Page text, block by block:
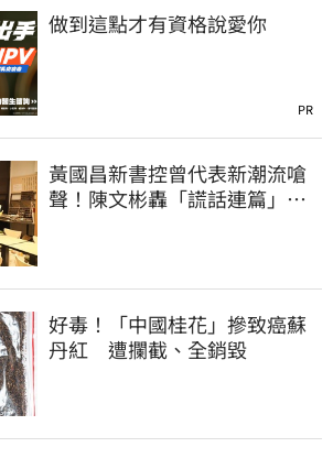
做到這點才有資格說愛你
PR
黃國昌新書控曾代表新潮流嗆
聲！陳文彬轟「謊話連篇」：
好毒！「中國桂花」摻致癌蘇
丹紅 遭攔截、全銷毀